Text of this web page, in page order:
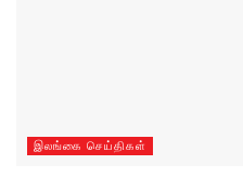
இலங்கை செய்திகள்